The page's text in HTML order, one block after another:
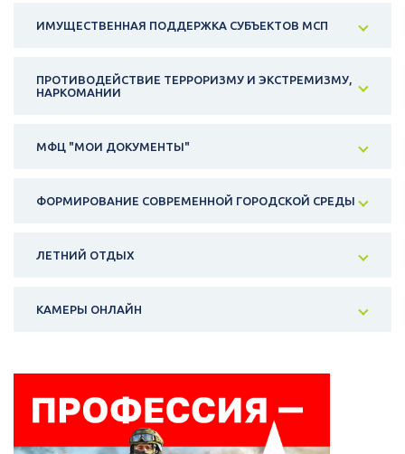
ИМУЩЕСТВЕННАЯ ПОДДЕРЖКА СУБЪЕКТОВ МСП
ПРОТИВОДЕЙСТВИЕ ТЕРРОРИЗМУ И ЭКСТРЕМИЗМУ,
НАРКОМАНИИ
МФЦ "МОИ ДОКУМЕНТЫ"
ФОРМИРОВАНИЕ СОВРЕМЕННОЙ ГОРОДСКОЙ СРЕДЫ
ЛЕТНИЙ ОТДЫХ
КАМЕРЫ ОНЛАЙН